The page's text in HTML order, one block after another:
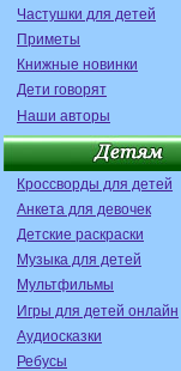
Частушки для детей
Приметы
Книжные новинки
Дети говорят
Наши авторы
Кроссворды для детей
Анкета для девочек
Детские раскраски
Музыка для детей
Мультфильмы
Игры для детей онлайн
Аудиосказки
Ребусы